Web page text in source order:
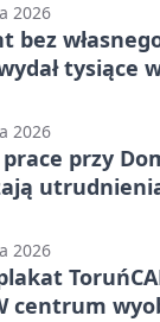
2026
bez
tysiące
2026
przy
2026
centrum